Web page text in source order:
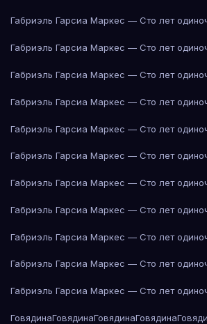
Габриэль Гарсиа Маркес — Сто лет
Габриэль Гарсиа Маркес — Сто лет
Габриэль Гарсиа Маркес — Сто лет
Габриэль Гарсиа Маркес — Сто лет
Габриэль Гарсиа Маркес — Сто лет
Габриэль Гарсиа Маркес — Сто лет
Габриэль Гарсиа Маркес — Сто лет
Габриэль Гарсиа Маркес — Сто лет
Габриэль Гарсиа Маркес — Сто лет
Габриэль Гарсиа Маркес — Сто лет
Габриэль Гарсиа Маркес — Сто лет
ГовядинаГовядинаГовядинаГовядина